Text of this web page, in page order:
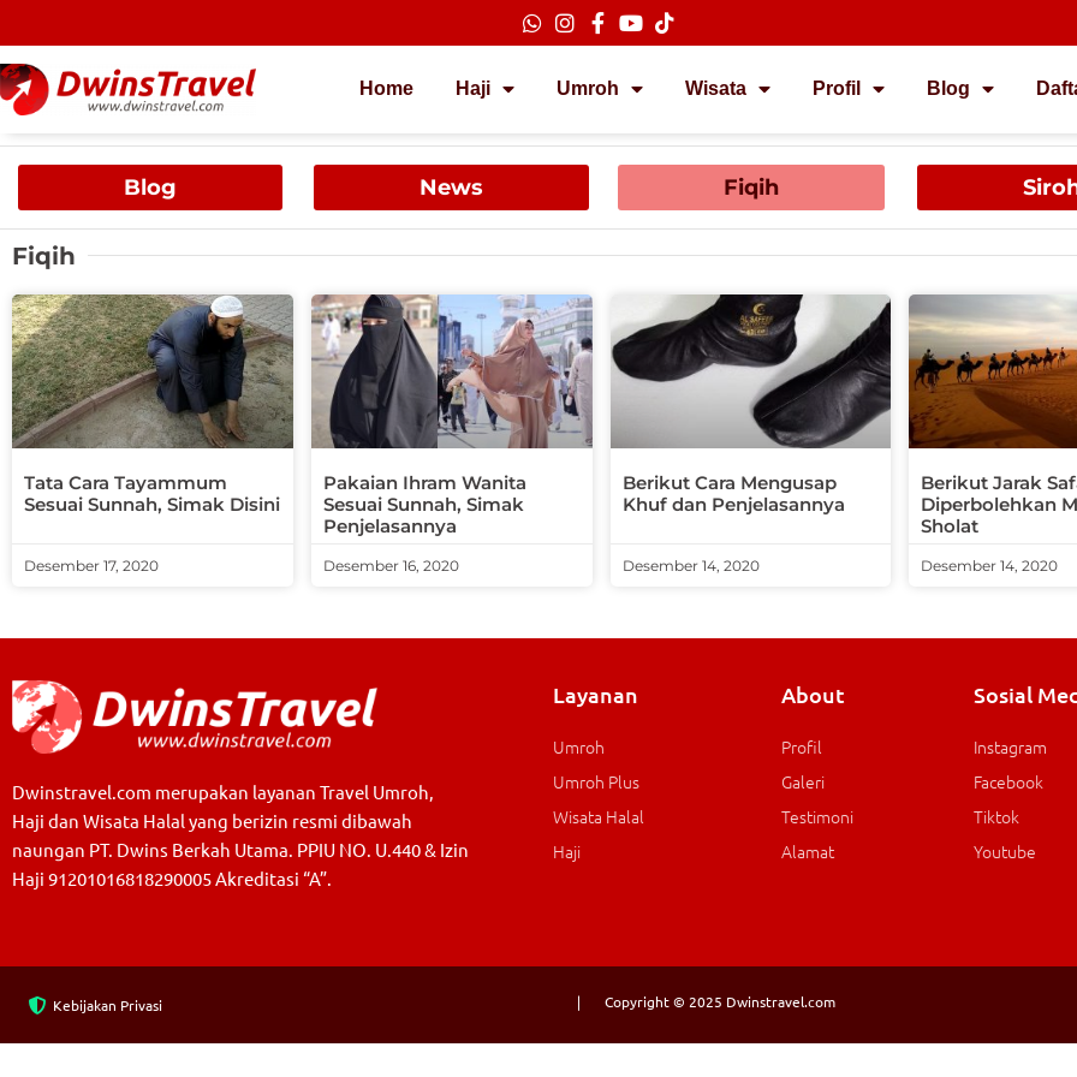
ke
konten
Home Haji Umroh Wisata Profil Blog
Blog News Fiqih
Fiqih
Tata Cara Tayammum
Sesuai Sunnah, Simak Disini
Desember 17, 2020
Pakaian Ihram Wanita
Sesuai Sunnah, Simak
Penjelasannya
Desember 16, 2020
Berikut Cara Mengusap
Khuf dan Penjelasannya
Desember 14, 2020
Berikut Jarak
Diperbolehkan
Sholat
Desember 14, 2020
Dwinstravel.com merupakan layanan Travel Umroh,
Haji dan Wisata Halal yang berizin resmi dibawah
naungan PT. Dwins Berkah Utama. PPIU NO. U.440 & Izin
Haji 91201016818290005 Akreditasi “A”.
Layanan
Umroh
Umroh Plus
Wisata Halal
Haji
About
Profil
Galeri
Testimoni
Alamat
Sosial
Instagram
Facebook
Tiktok
Youtube
Kebijakan Privasi | Copyright © 2025 Dwinstravel.com